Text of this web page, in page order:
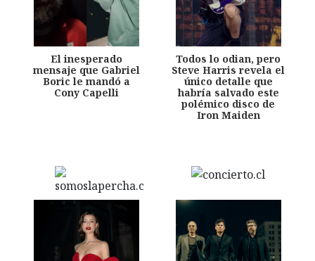
El inesperado
mensaje que Gabriel
Boric le mandó a
Cony Capelli
Todos lo odian, pero
Steve Harris revela el
único detalle que
habría salvado este
polémico disco de
Iron Maiden